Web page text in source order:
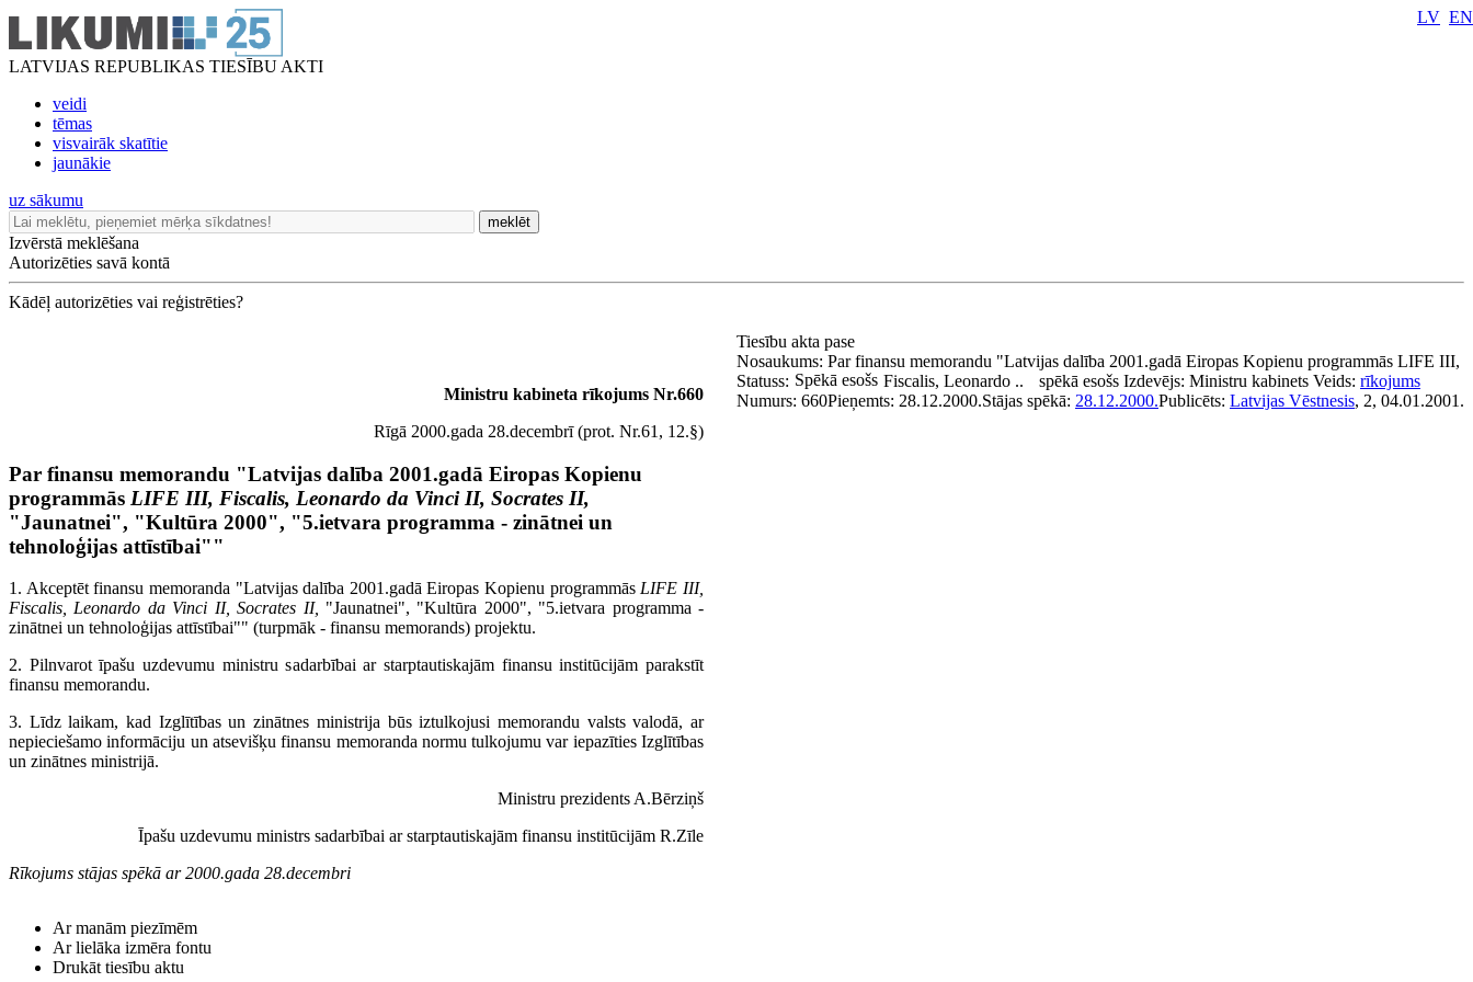
LATVIJAS REPUBLIKAS TIESĪBU AKTI
veidi
tēmas
visvairāk skatītie
jaunākie
LV EN
uz sākumu
meklēt
Izvērstā meklēšana
Autorizēties savā kontā
Kādēļ autorizēties vai reģistrēties?
Ministru kabineta rīkojums Nr.660
Rīgā 2000.gada 28.decembrī (prot. Nr.61, 12.§)
Par finansu memorandu "Latvijas dalība 2001.gadā Eiropas Kopienu
programmās LIFE III, Fiscalis, Leonardo da Vinci II, Socrates II,
"Jaunatnei", "Kultūra 2000", "5.ietvara programma - zinātnei un
tehnoloģijas attīstībai""
1. Akceptēt finansu memoranda "Latvijas dalība 2001.gadā Eiropas Kopienu programmāsLIFE III,
Fiscalis, Leonardo da Vinci II, Socrates II, "Jaunatnei", "Kultūra 2000", "5.ietvara programma -
zinātnei un tehnoloģijas attīstībai"" (turpmāk - finansu memorands) projektu.
2. Pilnvarot īpašu uzdevumu ministru sadarbībai ar starptautiskajām finansu institūcijām parakstīt
finansu memorandu.
3. Līdz laikam, kad Izglītības un zinātnes ministrija būs iztulkojusi memorandu valsts valodā, ar
nepieciešamo informāciju un atsevišķu finansu memoranda normu tulkojumu var iepazīties Izglītības
un zinātnes ministrijā.
Ministru prezidents A.Bērziņš
Īpašu uzdevumu ministrs sadarbībai ar starptautiskajām finansu institūcijām R.Zīle
Rīkojums stājas spēkā ar 2000.gada 28.decembri
Tiesību akta pase
Nosaukums: Par finansu memorandu "Latvijas dalība 2001.gadā Eiropas Kopienu programmās LIFE III,
Fiscalis, Leonardo ..
Statuss: Spēkā esošs spēkā esošs Izdevējs: Ministru kabinets Veids: rīkojums
Numurs: 660Pieņemts: 28.12.2000.Stājas spēkā: 28.12.2000.Publicēts: Latvijas Vēstnesis, 2, 04.01.2001.
Ar manām piezīmēm
Ar lielāka izmēra fontu
Drukāt tiesību aktu